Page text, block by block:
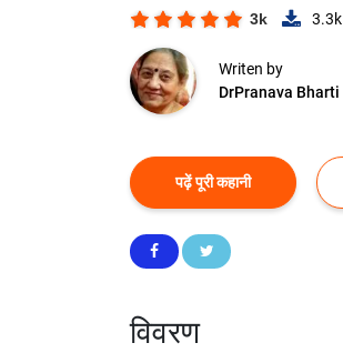
3k 3.3k
Writen by
DrPranava Bharti
पढ़ें पूरी कहानी
विवरण